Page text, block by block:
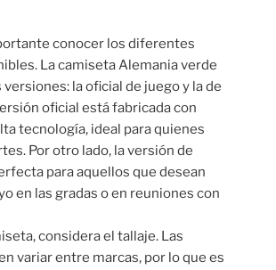
conocer los diferentes
La camiseta Alemania verde
la oficial de juego y la de
oficial está fabricada con
tecnología, ideal para quienes
Por otro lado, la versión de
para aquellos que desean
en las gradas o en reuniones con
considera el tallaje. Las
variar entre marcas, por lo que es